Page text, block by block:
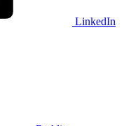
LinkedIn